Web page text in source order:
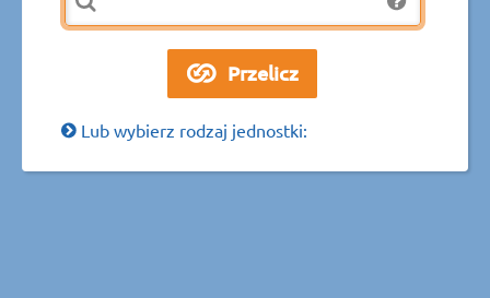
Lub wybierz rodzaj jednostki: